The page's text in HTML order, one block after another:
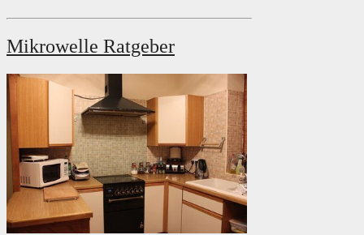
Mikrowelle Ratgeber